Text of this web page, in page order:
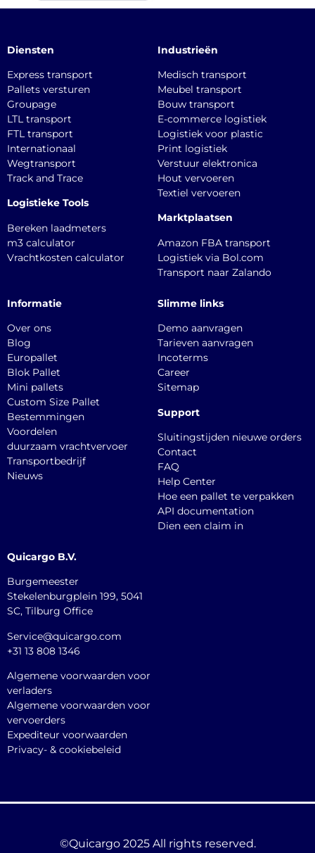
Diensten
Express transport
Pallets versturen
Groupage
LTL transport
FTL transport
Internationaal
Wegtransport
Track and Trace
Logistieke Tools
Bereken laadmeters
m3 calculator
Vrachtkosten calculator
Industrieën
Medisch transport
Meubel transport
Bouw transport
E-commerce logistiek
Logistiek voor plastic
Print logistiek
Verstuur elektronica
Hout vervoeren
Textiel vervoeren
Marktplaatsen
Amazon FBA transport
Logistiek via Bol.com
Transport naar Zalando
Informatie
Over ons
Blog
Europallet
Blok Pallet
Mini pallets
Custom Size Pallet
Bestemmingen
Voordelen
duurzaam vrachtvervoer
Transportbedrijf
Nieuws
Slimme links
Demo aanvragen
Tarieven aanvragen
Incoterms
Career
Sitemap
Support
Sluitingstijden nieuwe orders
Contact
FAQ
Help Center
Hoe een pallet te verpakken
API documentation
Dien een claim in
Quicargo B.V.
Burgemeester
Stekelenburgplein 199, 5041
SC, Tilburg Office
Service@quicargo.com
+31 13 808 1346
Algemene voorwaarden voor
verladers
Algemene voorwaarden voor
vervoerders
Expediteur voorwaarden
Privacy- & cookiebeleid
©Quicargo 2025 All rights reserved.